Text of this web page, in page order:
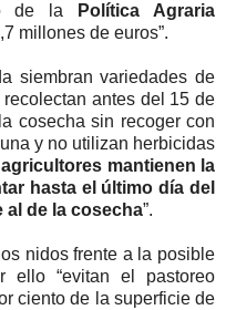
de la
Política Agraria
millones de euros”.
siembran variedades de
antes del 15 de
cosecha sin recoger con
y no utilizan herbicidas
agricultores mantienen la
hasta el último día del
al de la cosecha”.
nidos frente a la posible
ello “evitan el pastoreo
ciento de la superficie de